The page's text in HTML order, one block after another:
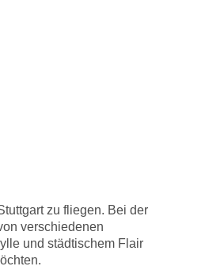
zu fliegen. Bei der
verschiedenen
und städtischem Flair